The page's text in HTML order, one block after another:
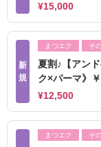
¥15,000
新
規
まつエク そ
夏割♪【アン
ク×パーマ》
¥12,500
まつエク そ